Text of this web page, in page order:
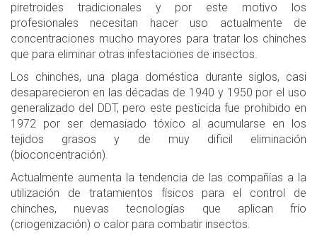
piretroides tradicionales y por este motivo los
profesionales necesitan hacer uso actualmente de
concentraciones mucho mayores para tratar los chinches
que para eliminar otras infestaciones de insectos.
Los chinches, una plaga doméstica durante siglos, casi
desaparecieron en las décadas de 1940 y 1950 por el uso
generalizado del DDT, pero este pesticida fue prohibido en
1972 por ser demasiado tóxico al acumularse en los
tejidos grasos y de muy dificil eliminación
(bioconcentración).
Actualmente aumenta la tendencia de las compañías a la
utilización de tratamientos físicos para el control de
chinches, nuevas tecnologías que aplican frío
(criogenización) o calor para combatir insectos.